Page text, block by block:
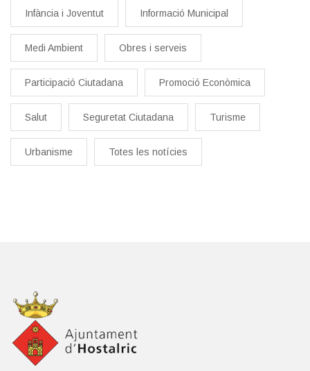
Infància i Joventut Informació Municipal
Medi Ambient Obres i serveis
Participació Ciutadana Promoció Econòmica
Salut Seguretat Ciutadana Turisme
Urbanisme Totes les notícies